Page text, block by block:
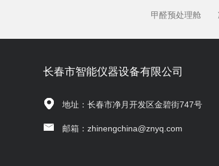
甲醛预处理舱
长春市智能仪器设备有限公司
地址：长春市净月开发区金碧街747号
邮箱：zhinengchina@znyq.com